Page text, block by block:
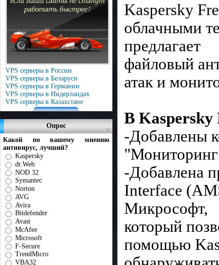
VPS серверы в России
VPS серверы в Беларуси
VPS серверы в Германии
VPS серверы в Нидерландах
VPS серверы в Казахстане
Опрос
Какой по вашему мнению
антивирус, лучший?
Kaspersky
dr.Web
NOD 32
Symantec
Norton
AVG
Avira
Bitdefender
Avast
McAfee
Microsoft
F-Secure
TrendMicro
VBA32
Kaspersky
облачными
предлагает
файловый
атак и
В Kaspersky
-Добавлены
-Добавлена
Interface
Микрософт,
который
помощью